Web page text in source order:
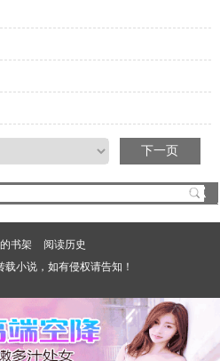
下一页
书架
阅读历史
小说，如有侵权请告知！